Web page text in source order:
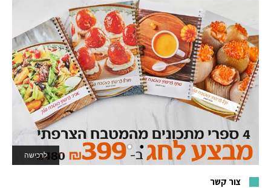
לרכישה
לאתר המשחקים
צור קשר